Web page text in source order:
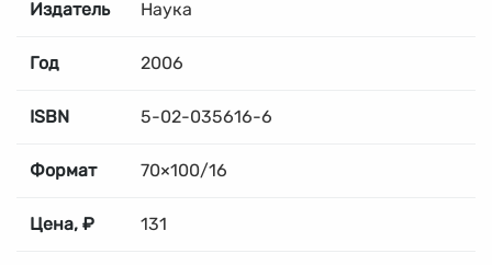
Издатель Наука
Год 2006
ISBN 5-02-035616-6
Формат 70×100/16
Цена, ₽ 131